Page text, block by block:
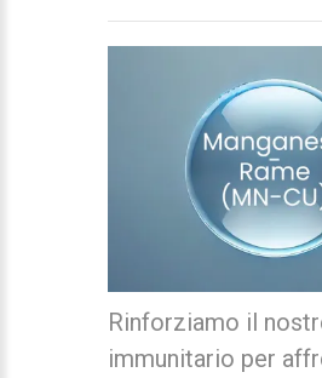
Rinforziamo il
immunitario per